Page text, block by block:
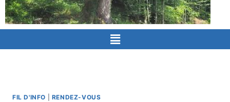
FIL D'INFO RENDEZ-VOUS